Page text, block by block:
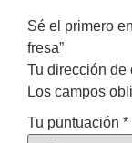
Sé el primero
fresa”
Tu dirección de
Los campos
Tu puntuación *